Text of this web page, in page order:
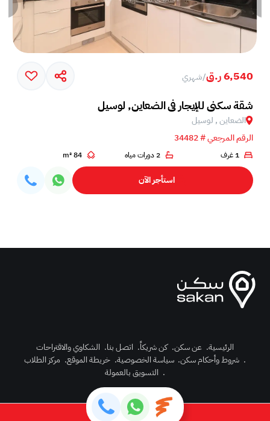
6,540 ر.ق /شهري
شقة سكني للإيجار في الضعاين, لوسيل
الضعاين , لوسيل
الرقم المرجعي # 34482
1 غرف 2 دورات مياه 84 m²
استأجر الآن
الرئيسية. عن سكن. كن شريكاً. اتصل بنا. الشكاوي والاقتراحات
. شروط وأحكام سكن. سياسة الخصوصية. خريطة الموقع. مركز الطلاب
. التسويق بالعمولة